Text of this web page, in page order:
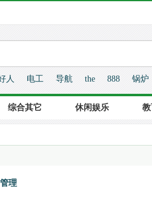
人 电工 导航 the 888 锅炉
综合其它 休闲娱乐
理